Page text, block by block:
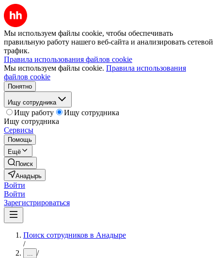
Мы используем файлы cookie, чтобы обеспечивать
правильную работу нашего веб-сайта и анализировать сетевой
трафик.
Правила использования файлов cookie
Мы используем файлы cookie. Правила использования
файлов cookie
Понятно
Ищу сотрудника
Ищу работу
Ищу сотрудника
Ищу сотрудника
Сервисы
Помощь
Ещё
Поиск
Анадырь
Войти
Войти
Зарегистрироваться
Поиск сотрудников в Анадыре
/
... /